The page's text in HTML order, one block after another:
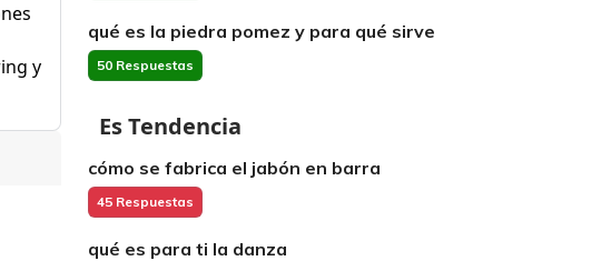
y
qué es la piedra pomez y para qué sirve
50 Respuestas
Es Tendencia
cómo se fabrica el jabón en barra
45 Respuestas
qué es para ti la danza